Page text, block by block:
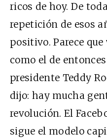
ricos de hoy. De
repetición de esos
positivo. Parece
como el de
presidente Teddy
dijo: hay mucha
revolución. El
sigue el modelo